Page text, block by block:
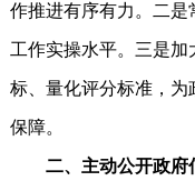
作推进有序有力。二
工作实操水平。三是
标、量化评分标准，
保障。
二、主动公开政府